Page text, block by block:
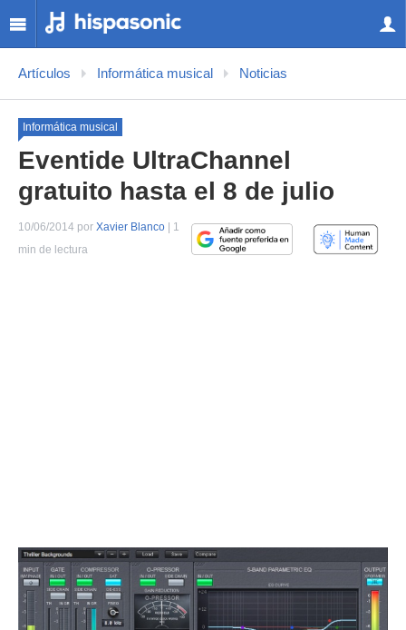
Artículos Informática musical Noticias
Informática musical
Eventide UltraChannel
gratuito hasta el 8 de julio
10/06/2014 por Xavier Blanco | 1
min de lectura